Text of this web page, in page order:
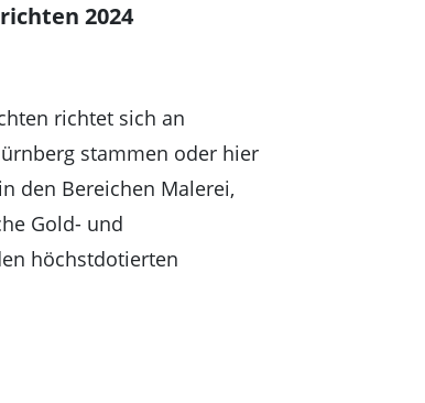
2024
richtet sich an
stammen oder hier
den Bereichen Malerei,
Gold- und
höchstdotierten